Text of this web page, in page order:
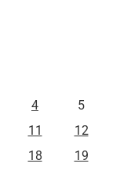
4
5
11
12
18
19